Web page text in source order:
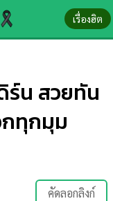
เรื่องฮิต
ร์น สวยทัน
ทุกมุม
คัดลอกลิงก์